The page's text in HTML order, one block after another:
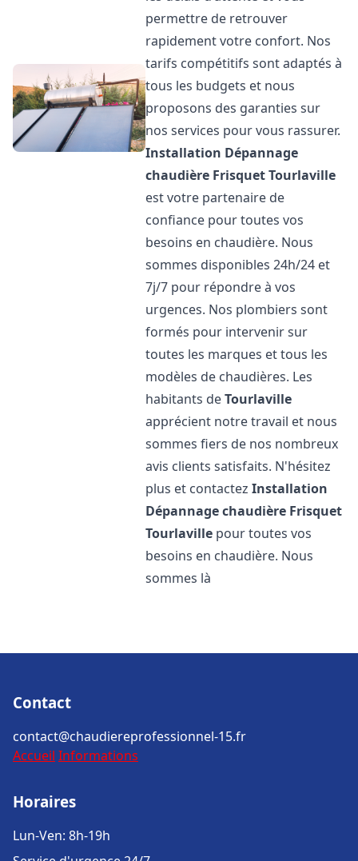
permettre de retrouver
rapidement votre confort. Nos
tarifs compétitifs sont adaptés à
tous les budgets et nous
proposons des garanties sur
nos services pour vous rassurer.
Installation Dépannage
chaudière FrisquetTourlaville
est votre partenaire de
confiance pour toutes vos
besoins en chaudière. Nous
sommes disponibles 24h/24 et
7j/7 pour répondre à vos
urgences. Nos plombiers sont
formés pour intervenir sur
toutes les marques et tous les
modèles de chaudières. Les
habitants deTourlaville
apprécient notre travail et nous
sommes fiers de nos nombreux
avis clients satisfaits. N'hésitez
plus et contactezInstallation
Dépannage chaudière Frisquet
Tourlaville pour toutes vos
besoins en chaudière. Nous
sommes là
Contact
contact@chaudiereprofessionnel-15.fr
Accueil Informations
Horaires
Lun-Ven: 8h-19h